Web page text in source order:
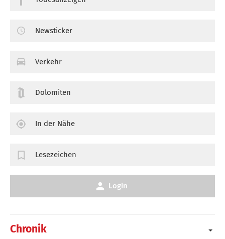
Chronik
Newsticker
Verkehr
Dolomiten
In der Nähe
Lesezeichen
Login